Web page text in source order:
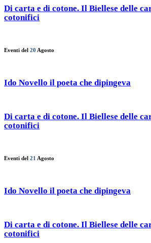
Di carta e di cotone. Il Biellese delle
cotonifici
Eventi del 20 Agosto
Ido Novello il poeta che dipingeva
Di carta e di cotone. Il Biellese delle
cotonifici
Eventi del 21 Agosto
Ido Novello il poeta che dipingeva
Di carta e di cotone. Il Biellese delle
cotonifici